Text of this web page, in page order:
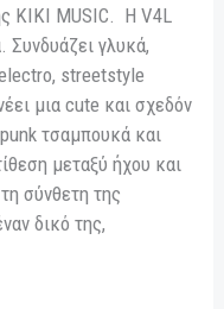
KIKI MUSIC. Η V4L
Συνδυάζει γλυκά,
electro, streetstyle
μια cute και σχεδόν
τσαμπουκά και
μεταξύ ήχου και
σύνθετη της
δικό της,